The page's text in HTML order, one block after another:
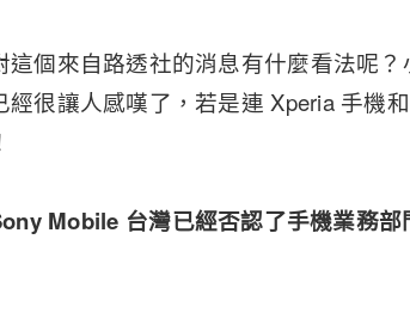
這個來自路透社的消息有什麼看法呢
經很讓人感嘆了，若是連 Xperia 手機
Mobile 台灣已經否認了手機業務